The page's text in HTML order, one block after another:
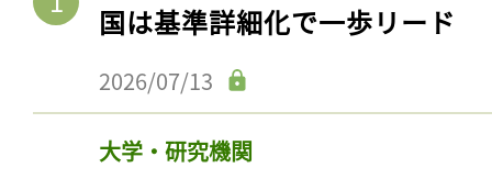
国は基準詳細化で一歩リード
2026/07/13
大学・研究機関